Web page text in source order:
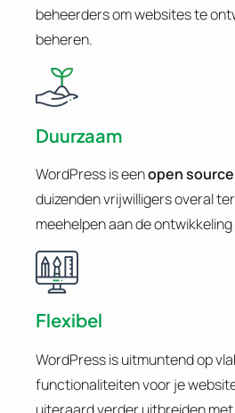
beheerders om websites te
beheren.
Duurzaam
WordPress is eenopen source
duizenden vrijwilligers overal
meehelpen aan de
Flexibel
WordPress is uitmuntend op
functionaliteiten voor je